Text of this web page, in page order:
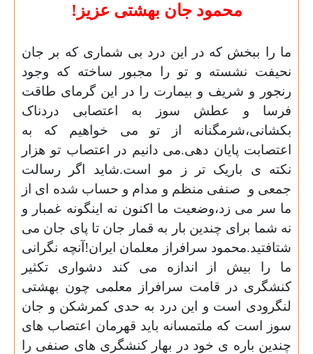
محمود جان بهشتی عزیز!
ما را ببخش که در این درد بی شماری که بر جان
نحیفت نشسته و تو را مجبور ساخته که وجود
رنجور و شریف و بیمارت را در این گرمای طاقت
فرسا و عطش سوز به اعتصابی دردناک
بکشانی،شرمگنانه از تو می خواهیم که به
اعتصابت پایان دهی.می دانیم در اعتصاب تو هزار
نکته ی باریک تر ز مو است.شاید اگر رسالت
جمعی و
صنفی منظم و مدام و حساب شده ای از
ما سر می زد،وضعیت ما اکنون نه اینگونه غمبار و
نه شما برای چندین بار به قمار جان تا پای جان می
شتافتید.محمود سرافراز معلمان ایران!آنچه نگرانی
ما را بیش از اندازه می کند دشواری تکثیر
کنشگری در قامت سرافراز معلمی چون بهشتی
لنگرودی است و این درد به حدی کمرشکن و جان
سوز است که ملتمسانه باید قهرمان اعتصاب های
چندین باره ی خود در بهار کنشگری های صنفی را